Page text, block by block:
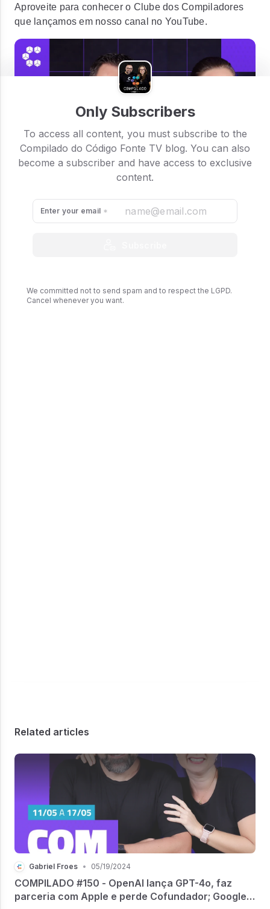
Aproveite para conhecer o Clube dos Compiladores
que lançamos em nosso canal no YouTube.
Only Subscribers
To access all content, you must subscribe to the
Compilado do Código Fonte TV blog. You can also
become a subscriber and have access to exclusive
content.
Enter your email
We committed not to send spam and to respect the LGPD.
Cancel whenever you want.
Related articles
Gabriel Froes • 05/19/2024
COMPILADO #150 - OpenAI lança GPT-4o, faz
parceria com Apple e perde Cofundador; Google